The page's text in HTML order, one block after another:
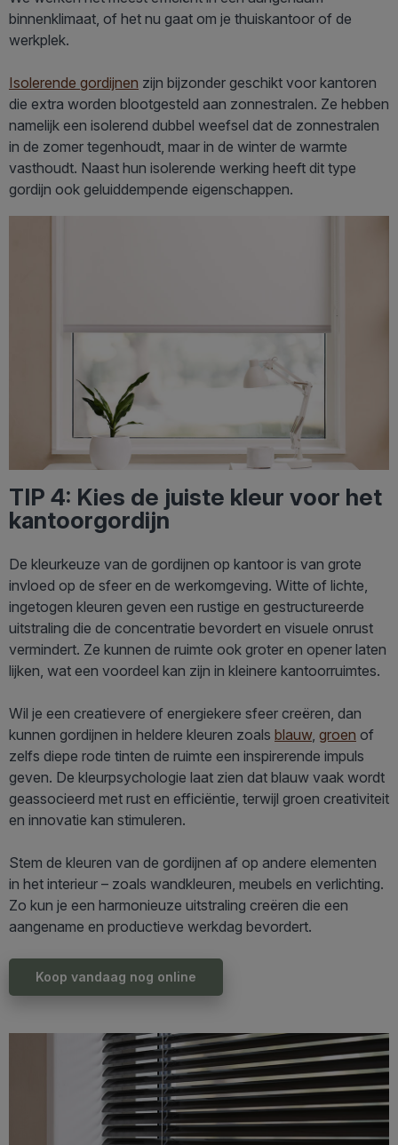
binnenklimaat, of het nu gaat om je thuiskantoor of de
werkplek.
Isolerende gordijnen zijn bijzonder geschikt voor kantoren
die extra worden blootgesteld aan zonnestralen. Ze hebben
namelijk een isolerend dubbel weefsel dat de zonnestralen
in de zomer tegenhoudt, maar in de winter de warmte
vasthoudt. Naast hun isolerende werking heeft dit type
gordijn ook geluiddempende eigenschappen.
TIP 4: Kies de juiste kleur voor het
kantoorgordijn
De kleurkeuze van de gordijnen op kantoor is van grote
invloed op de sfeer en de werkomgeving. Witte of lichte,
ingetogen kleuren geven een rustige en gestructureerde
uitstraling die de concentratie bevordert en visuele onrust
vermindert. Ze kunnen de ruimte ook groter en opener laten
lijken, wat een voordeel kan zijn in kleinere kantoorruimtes.
Wil je een creatievere of energiekere sfeer creëren, dan
kunnen gordijnen in heldere kleuren zoals blauw, groen of
zelfs diepe rode tinten de ruimte een inspirerende impuls
geven. De kleurpsychologie laat zien dat blauw vaak wordt
geassocieerd met rust en efficiëntie, terwijl groen creativiteit
en innovatie kan stimuleren.
Stem de kleuren van de gordijnen af op andere elementen
in het interieur – zoals wandkleuren, meubels en verlichting.
Zo kun je een harmonieuze uitstraling creëren die een
aangename en productieve werkdag bevordert.
Koop vandaag nog online